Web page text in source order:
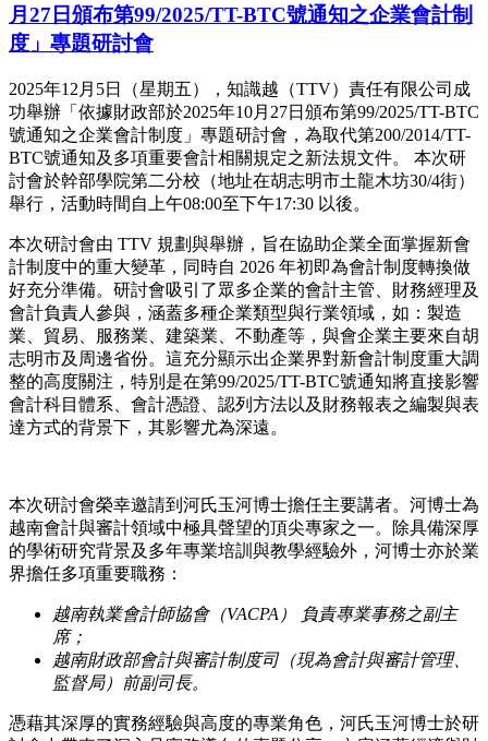
月27日頒布第99/2025/TT-BTC號通知之企業會計制
度」專題研討會
2025年12月5日（星期五），知識越（TTV）責任有限公司成
功舉辦「依據財政部於2025年10月27日頒布第99/2025/TT-BTC
號通知之企業會計制度」專題研討會，為取代第200/2014/TT-
BTC號通知及多項重要會計相關規定之新法規文件。 本次研
討會於幹部學院第二分校（地址在胡志明市土龍木坊30/4街）
舉行，活動時間自上午08:00至下午17:30 以後。
本次研討會由 TTV 規劃與舉辦，旨在協助企業全面掌握新會
計制度中的重大變革，同時自 2026 年初即為會計制度轉換做
好充分準備。研討會吸引了眾多企業的會計主管、財務經理及
會計負責人參與，涵蓋多種企業類型與行業領域，如：製造
業、貿易、服務業、建築業、不動產等，與會企業主要來自胡
志明市及周邊省份。這充分顯示出企業界對新會計制度重大調
整的高度關注，特別是在第99/2025/TT-BTC號通知將直接影響
會計科目體系、會計憑證、認列方法以及財務報表之編製與表
達方式的背景下，其影響尤為深遠。
本次研討會榮幸邀請到河氏玉河博士擔任主要講者。河博士為
越南會計與審計領域中極具聲望的頂尖專家之一。除具備深厚
的學術研究背景及多年專業培訓與教學經驗外，河博士亦於業
界擔任多項重要職務：
越南執業會計師協會（VACPA ）
負責專業事務之副主
席；
越南財政部會計與審計制度司（現為會計與審計管理、
監督局）前副司長。
憑藉其深厚的實務經驗與高度的專業角色，河氏玉河博士於研